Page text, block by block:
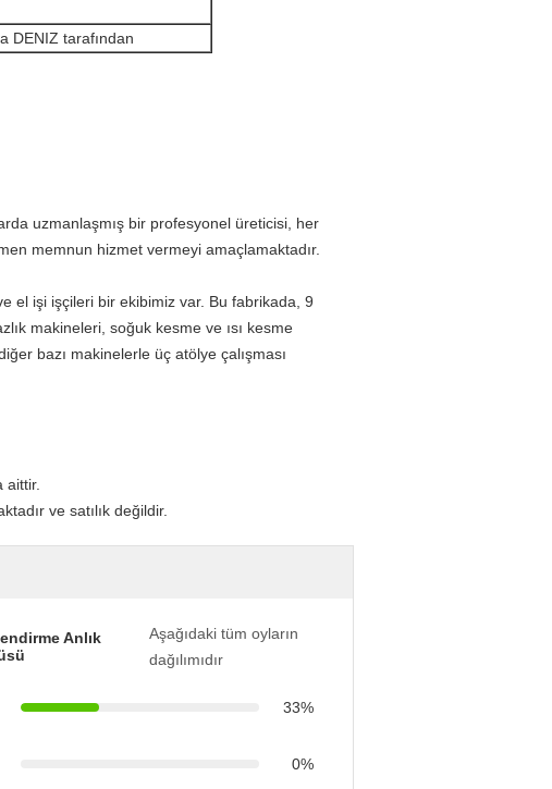
DENIZ tarafından
uzmanlaşmış bir profesyonel üreticisi, her
memnun hizmet vermeyi amaçlamaktadır.
el işi işçileri bir ekibimiz var. Bu fabrikada, 9
makineleri, soğuk kesme ve ısı kesme
bazı makinelerle üç atölye çalışması
aittir.
ve satılık değildir.
Anlık
Aşağıdaki tüm oyların
dağılımıdır
33%
0%